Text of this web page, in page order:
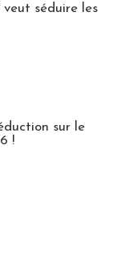
séduire les
sur le
!